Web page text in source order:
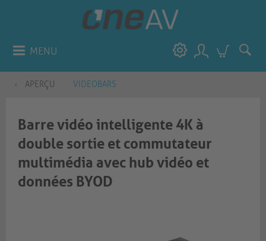
MENU
APERÇU VIDEOBARS
Barre vidéo intelligente 4K à
double sortie et commutateur
multimédia avec hub vidéo et
données BYOD